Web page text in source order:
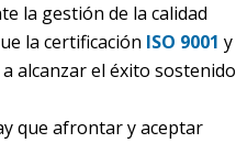
la gestión de la calidad
la certificación ISO 9001 y
alcanzar el éxito sostenido
que afrontar y aceptar